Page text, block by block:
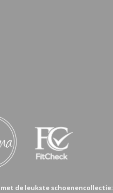
de leukste schoenencollectie: